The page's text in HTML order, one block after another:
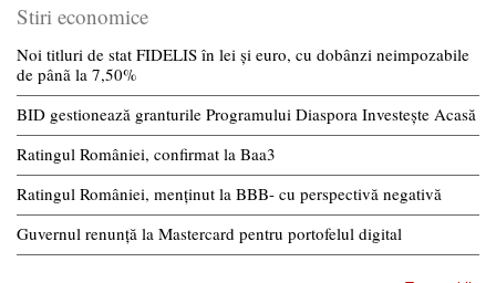
Stiri economice
Noi titluri de stat FIDELIS în lei și euro, cu dobânzi neimpozabile
de pânã la 7,50%
BID gestionează granturile Programului Diaspora Investește Acasă
Ratingul României, confirmat la Baa3
Ratingul României, menținut la BBB- cu perspectivă negativă
Guvernul renunță la Mastercard pentru portofelul digital